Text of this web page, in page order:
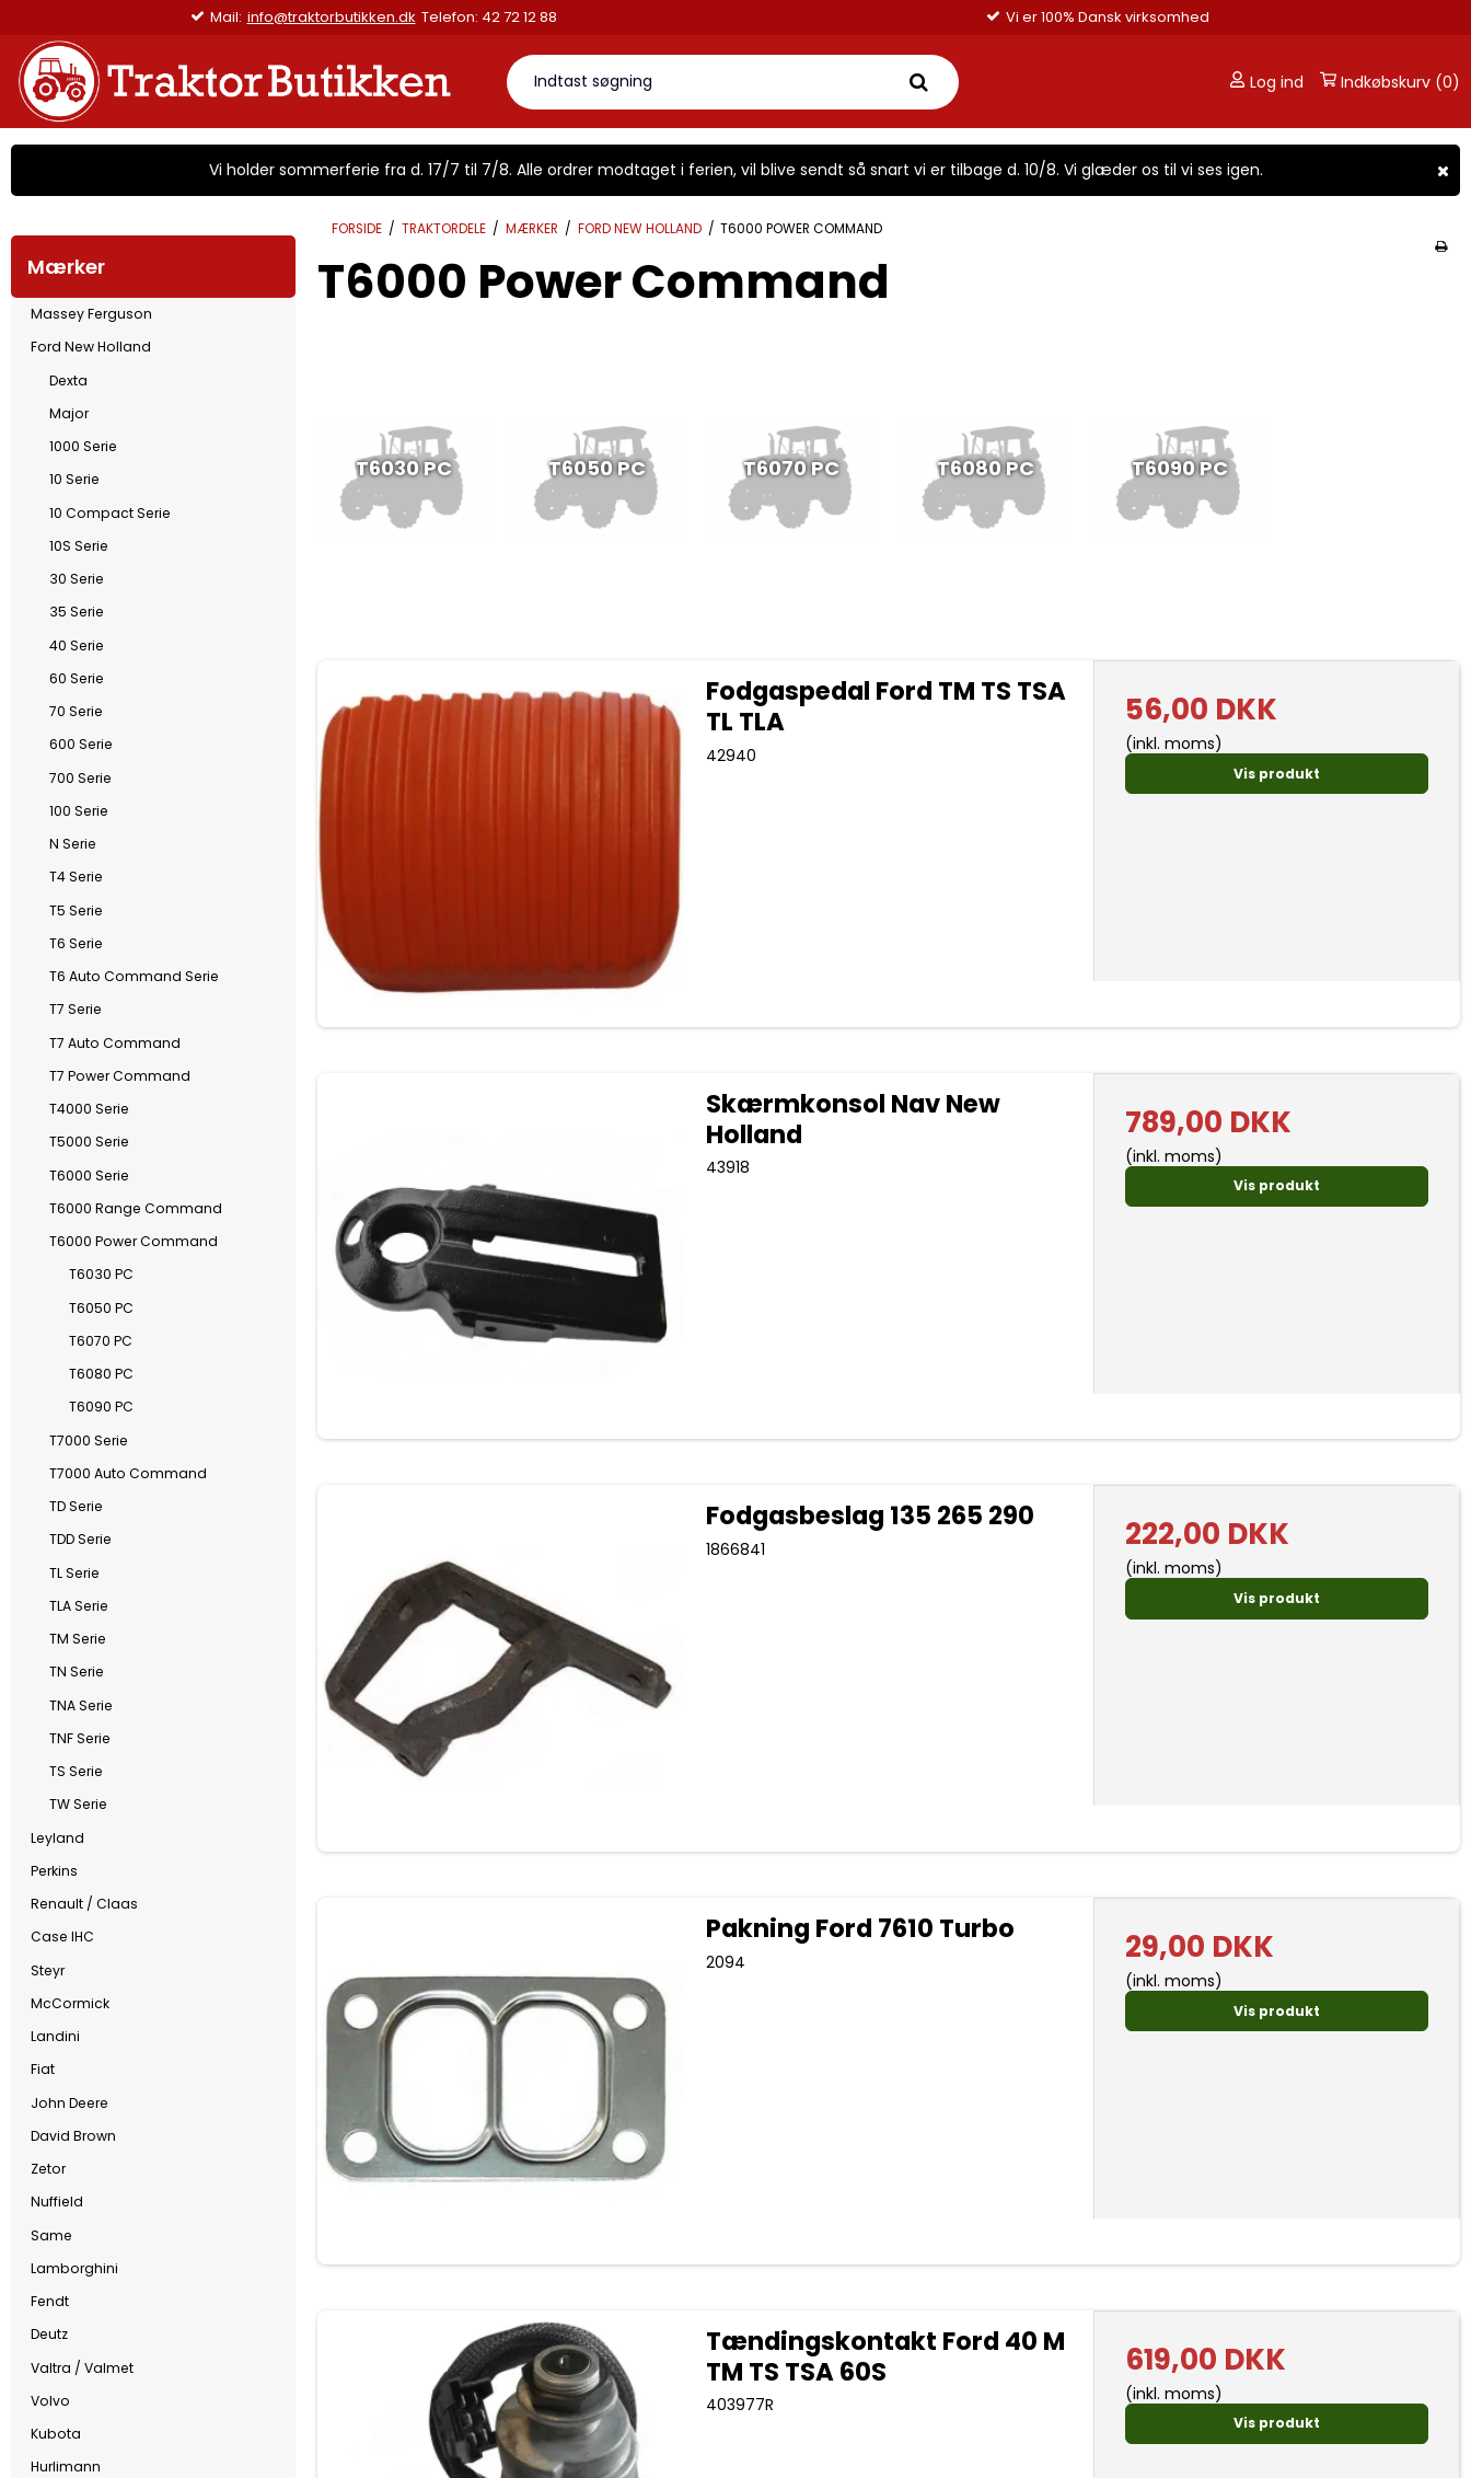
Mail: info@traktorbutikken.dk Telefon: 42 72 12 88 Vi er 100% Dansk virksomhed
Log ind Indkøbskurv (0)
Vi holder sommerferie fra d. 17/7 til 7/8. Alle ordrer modtaget i ferien, vil blive sendt så snart vi er tilbage d. 10/8. Vi glæder os til vi ses igen.
Mærker
Massey Ferguson
Ford New Holland
Dexta
Major
1000 Serie
10 Serie
10 Compact Serie
10S Serie
30 Serie
35 Serie
40 Serie
60 Serie
70 Serie
600 Serie
700 Serie
100 Serie
N Serie
T4 Serie
T5 Serie
T6 Serie
T6 Auto Command Serie
T7 Serie
T7 Auto Command
T7 Power Command
T4000 Serie
T5000 Serie
T6000 Serie
T6000 Range Command
T6000 Power Command
T6030 PC
T6050 PC
T6070 PC
T6080 PC
T6090 PC
T7000 Serie
T7000 Auto Command
TD Serie
TDD Serie
TL Serie
TLA Serie
TM Serie
TN Serie
TNA Serie
TNF Serie
TS Serie
TW Serie
Leyland
Perkins
Renault / Claas
Case IHC
Steyr
McCormick
Landini
Fiat
John Deere
David Brown
Zetor
Nuffield
Same
Lamborghini
Fendt
Deutz
Valtra / Valmet
Volvo
Kubota
Hurlimann
FORSIDE / TRAKTORDELE / MÆRKER / FORD NEW HOLLAND / T6000 POWER COMMAND
T6000 Power Command
T6030 PC T6050 PC T6070 PC T6080 PC T6090 PC
Fodgaspedal Ford TM TS TSA
TL TLA
42940
56,00 DKK
(inkl. moms)
Vis produkt
Skærmkonsol Nav New
Holland
43918
789,00 DKK
(inkl. moms)
Vis produkt
Fodgasbeslag 135 265 290
1866841 222,00 DKK
(inkl. moms)
Vis produkt
Pakning Ford 7610 Turbo
2094 29,00 DKK
(inkl. moms)
Vis produkt
Tændingskontakt Ford 40 M
TM TS TSA 60S
403977R
619,00 DKK
(inkl. moms)
Vis produkt